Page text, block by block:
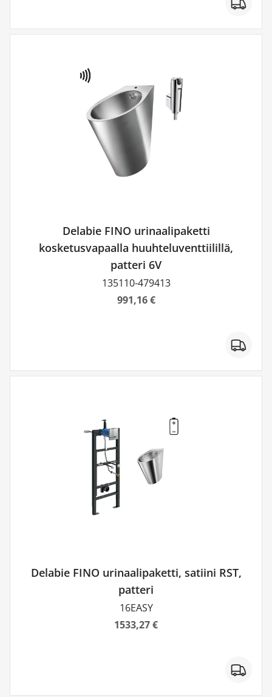
Delabie FINO urinaalipaketti
kosketusvapaalla huuhteluventtiilillä,
patteri 6V
135110-479413
991,16 €
Delabie FINO urinaalipaketti, satiini RST,
patteri
16EASY
1533,27 €